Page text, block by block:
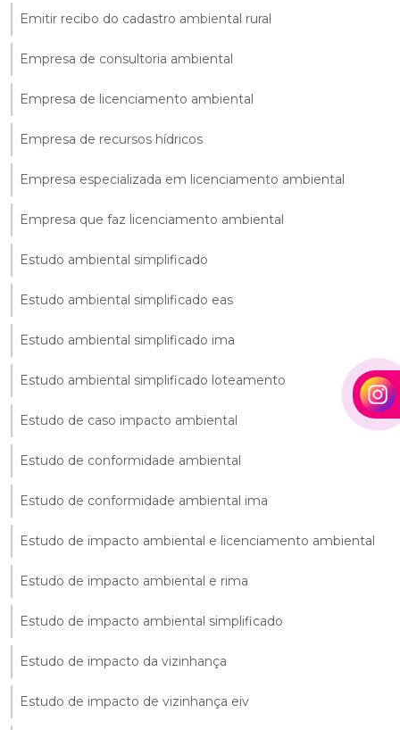
Emitir recibo do cadastro ambiental rural
Empresa de consultoria ambiental
Empresa de licenciamento ambiental
Empresa de recursos hídricos
Empresa especializada em licenciamento ambiental
Empresa que faz licenciamento ambiental
Estudo ambiental simplificado
Estudo ambiental simplificado eas
Estudo ambiental simplificado ima
Estudo ambiental simplificado loteamento
Estudo de caso impacto ambiental
Estudo de conformidade ambiental
Estudo de conformidade ambiental ima
Estudo de impacto ambiental e licenciamento ambiental
Estudo de impacto ambiental e rima
Estudo de impacto ambiental simplificado
Estudo de impacto da vizinhança
Estudo de impacto de vizinhança eiv